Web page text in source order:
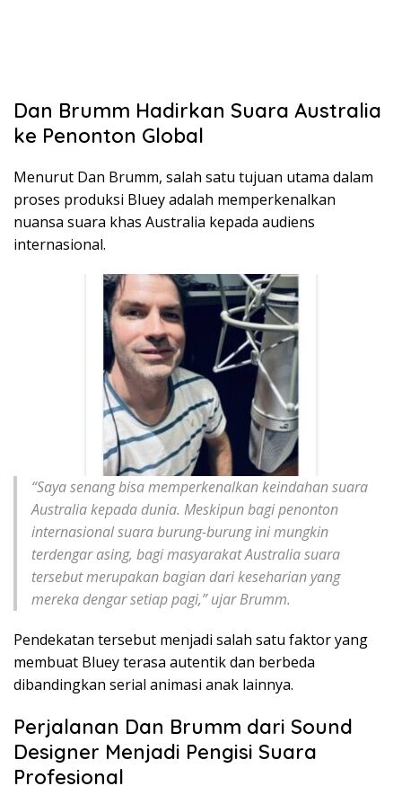
Dan Brumm Hadirkan Suara Australia
ke Penonton Global
Menurut Dan Brumm, salah satu tujuan utama dalam
proses produksi Bluey adalah memperkenalkan
nuansa suara khas Australia kepada audiens
internasional.
“Saya senang bisa memperkenalkan keindahan suara
Australia kepada dunia. Meskipun bagi penonton
internasional suara burung-burung ini mungkin
terdengar asing, bagi masyarakat Australia suara
tersebut merupakan bagian dari keseharian yang
mereka dengar setiap pagi,” ujar Brumm.
Pendekatan tersebut menjadi salah satu faktor yang
membuat Bluey terasa autentik dan berbeda
dibandingkan serial animasi anak lainnya.
Perjalanan Dan Brumm dari Sound
Designer Menjadi Pengisi Suara
Profesional